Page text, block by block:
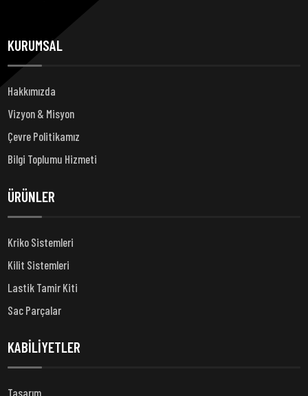
KURUMSAL
Hakkımızda
Vizyon & Misyon
Çevre Politikamız
Bilgi Toplumu Hizmeti
ÜRÜNLER
Kriko Sistemleri
Kilit Sistemleri
Lastik Tamir Kiti
Sac Parçalar
KABİLİYETLER
Tasarım